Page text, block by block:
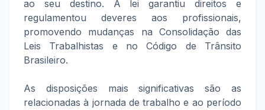
ao seu destino. A lei garantiu direitos e
regulamentou deveres aos profissionais,
promovendo mudanças na Consolidação das
Leis Trabalhistas e no Código de Trânsito
Brasileiro.
As disposições mais significativas são as
relacionadas à jornada de trabalho e ao período